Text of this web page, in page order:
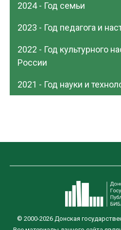
2024 - Год семьи
2023 - Год педагога и
2022 - Год культурного
России
2021 - Год науки и
© 2000-2026 Донская